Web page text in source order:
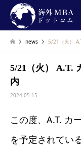
news 5/21（火）
5/21（火） A.T.
内
2024.05.15
この度、A.T. カ
を予定されてい